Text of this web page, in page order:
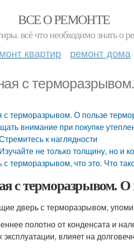
ВСЕ О РЕМОНТЕ
всё что необходимо знать
квартир ремонт дома
с
с терморазрывом. О пользе
внимание при покупке
к наглядности
не только толщину, но и
с терморазрывом, что это. Что
с терморазрывом.
дверь с терморазрывом,
полотно от конденсата и
влияет на